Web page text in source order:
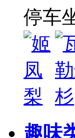
停车
趣味